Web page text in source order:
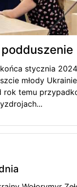
stycznia
młody
rok temu